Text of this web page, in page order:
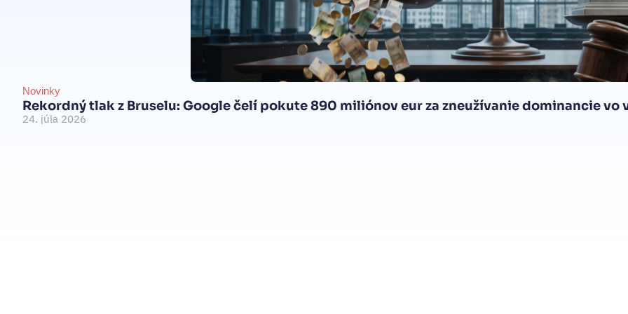
Novinky
Rekordný tlak z Bruselu: Google čelí pokute 890 miliónov eur za zneužívanie dominancie vo
24. júla 2026